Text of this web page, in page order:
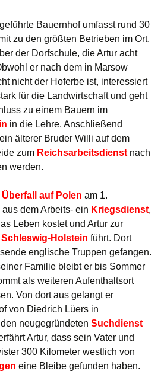
Bauernhof umfasst rund 30
zu den größten Betrieben im Ort.
der Dorfschule, die Artur acht
er nach dem in Marsow
nicht der Hoferbe ist, interessiert
für die Landwirtschaft und geht
zu einem Bauern im
in die Lehre. Anschließend
älterer Bruder Willi auf dem
zum Reichsarbeitsdienst nach
werden.
Überfall auf Polen am 1.
dem Arbeits- ein Kriegsdienst,
Leben kostet und Artur zur
Schleswig-Holstein führt. Dort
englische Truppen gefangen.
Familie bleibt er bis Sommer
als weiteren Aufenthaltsort
Von dort aus gelangt er
von Diedrich Lüers in
neugegründeten Suchdienst
Artur, dass sein Vater und
300 Kilometer westlich von
eine Bleibe gefunden haben.